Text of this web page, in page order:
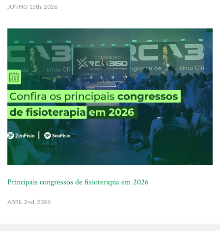
JUNHO 15th, 2026
Principais congressos de fisioterapia em 2026
ABRIL2nd, 2026